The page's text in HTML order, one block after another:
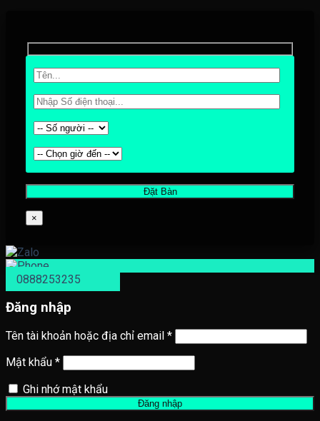
×
0888253235
Đăng nhập
Tên tài khoản hoặc địa chỉ email *
Mật khẩu *
Ghi nhớ mật khẩu
Đăng nhập